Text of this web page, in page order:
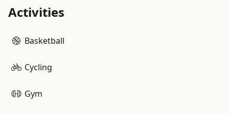
Activities
Basketball
Cycling
Gym